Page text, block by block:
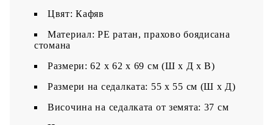
Цвят: Кафяв
Материал: PE ратан, прахово боядисана
стомана
Размери: 62 x 62 x 69 см (Ш x Д x В)
Размери на седалката: 55 x 55 cм (Ш x Д)
Височина на седалката от земята: 37 см